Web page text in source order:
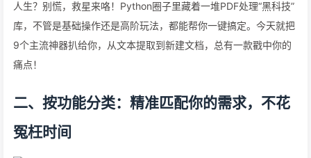
人生？别慌，救星来咯！Python圈子里藏着一堆PDF处理“黑科技”
库，不管是基础操作还是高阶玩法，都能帮你一键搞定。今天就把
9个主流神器扒给你，从文本提取到新建文档，总有一款戳中你的
痛点！
二、按功能分类：精准匹配你的需求，不花
冤枉时间